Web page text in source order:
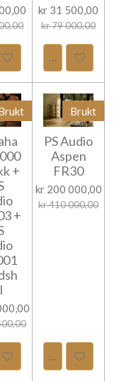
til handlevogn
kr 31 500,00
kr 79 000,00
Legg til
+
+
til handlevogn
Brukt
PS Audio
Aspen
FR30
kr 200 000,00
kr 410 000,00
Legg til